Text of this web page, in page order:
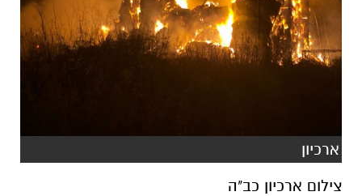
ארכיון
צילום ארכיון כב"ה